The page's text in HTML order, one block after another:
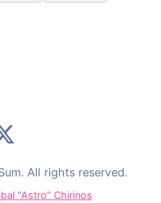
All rights reserved.
"Astro" Chirinos